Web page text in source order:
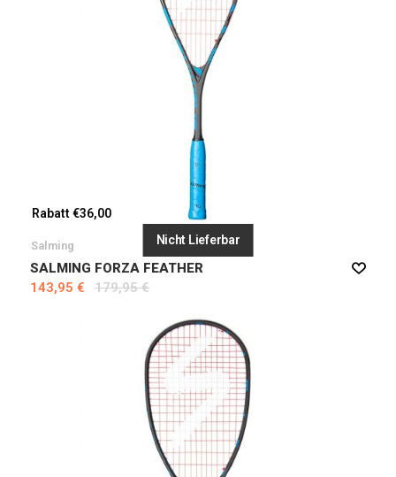
Nicht Lieferbar
Rabatt €36,00
Salming
SALMING FORZA FEATHER
143,95 €
179,95 €